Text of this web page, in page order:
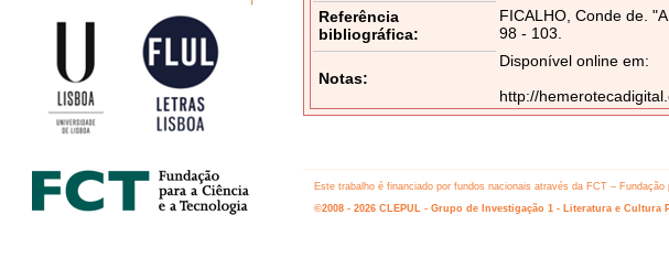
Referência
bibliográfica:
FICALHO, Conde de.
98 - 103.
Notas:
Disponível online em:
http://
Este trabalho é financiado por fundos nacionais através da FCT –
©2008 - 2026 CLEPUL - Grupo de Investigação 1 - Literatura e Cultura